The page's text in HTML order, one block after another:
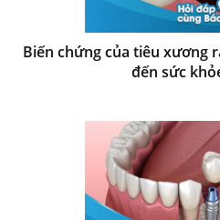
Biến chứng của tiêu xương
đến sức